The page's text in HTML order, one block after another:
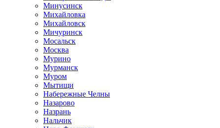
Минусинск
Михайловка
Михайловск
Мичуринск
Мосальск
Москва
Мурино
Мурманск
Муром
Мытищи
Набережные Челны
Назарово
Назрань
Нальчик